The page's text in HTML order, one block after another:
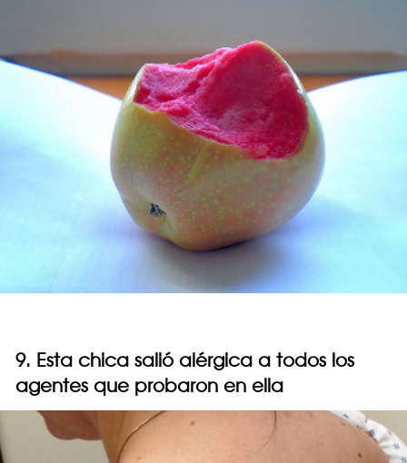
9. Esta chica salió alérgica a todos los
agentes que probaron en ella